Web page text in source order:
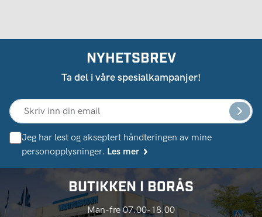
NYHETSBREV
Ta del i våre spesialkampanjer!
Jeg har lest og akseptert håndteringen av mine
personopplysninger. Les mer
BUTIKKEN I BORÅS
Man-fre 07.00-18.00